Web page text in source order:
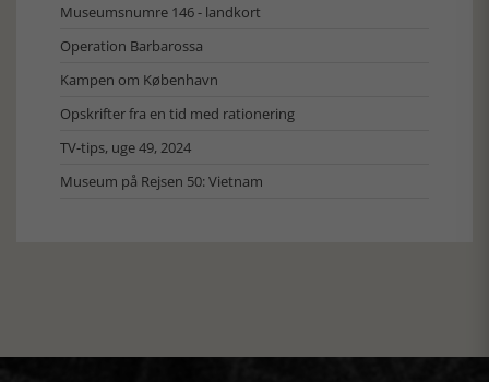
Museumsnumre 146 - landkort
Operation Barbarossa
Kampen om København
Opskrifter fra en tid med rationering
TV-tips, uge 49, 2024
Museum på Rejsen 50: Vietnam